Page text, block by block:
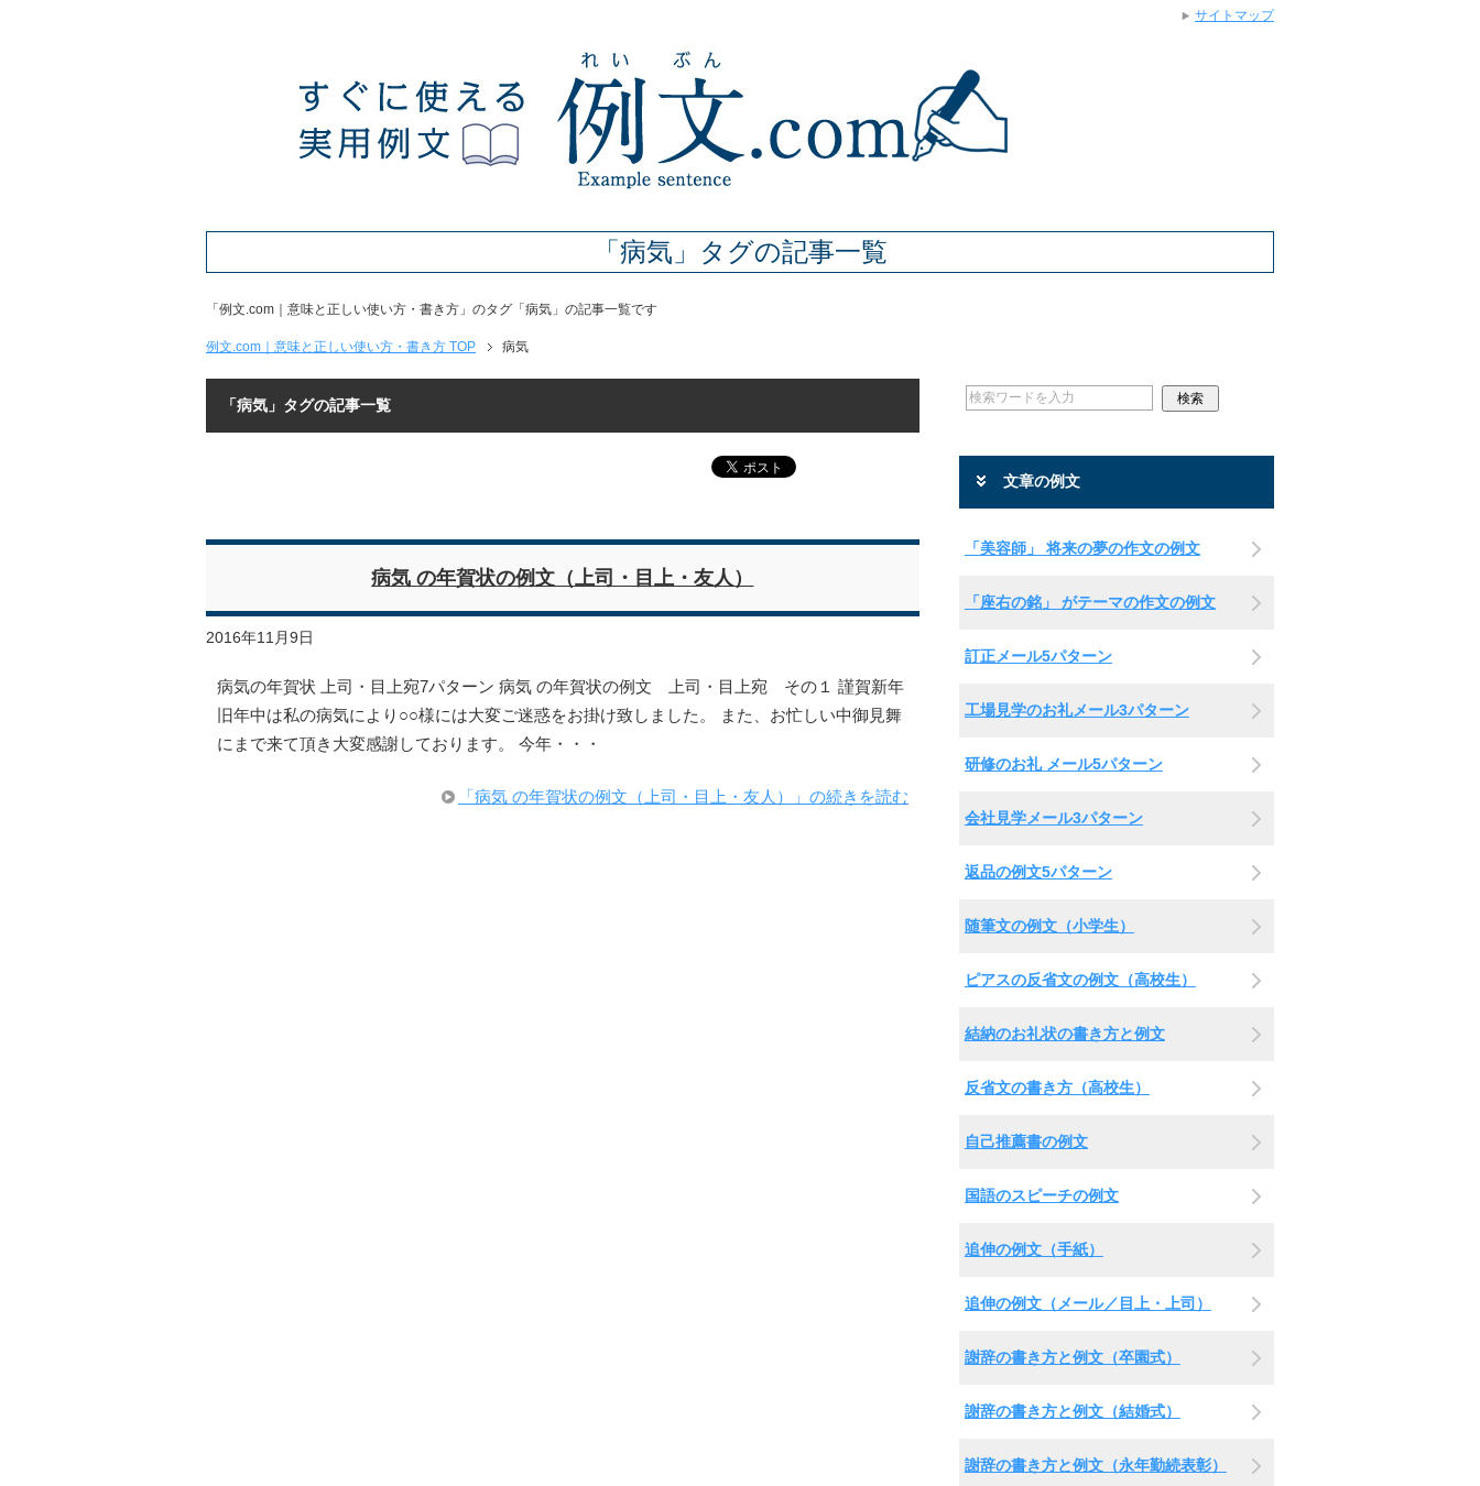
「病気」タグの記事一覧
「例文.com｜意味と正しい使い方・書き方」のタグ「病気」の記事一覧です
例文.com｜意味と正しい使い方・書き方 TOP 病気
「病気」タグの記事一覧
病気 の年賀状の例文（上司・目上・友人）
2016年11月9日
病気の年賀状 上司・目上宛7パターン 病気 の年賀状の例文 上司・目上宛 その１ 謹賀新年
旧年中は私の病気により○○様には大変ご迷惑をお掛け致しました。 また、お忙しい中御見舞
にまで来て頂き大変感謝しております。 今年・・・
「病気 の年賀状の例文（上司・目上・友人）」の続きを読む
文章の例文
「美容師」 将来の夢の作文の例文
「座右の銘」 がテーマの作文の例文
訂正メール5パターン
工場見学のお礼メール3パターン
研修のお礼 メール5パターン
会社見学メール3パターン
返品の例文5パターン
随筆文の例文（小学生）
ピアスの反省文の例文（高校生）
結納のお礼状の書き方と例文
反省文の書き方（高校生）
自己推薦書の例文
国語のスピーチの例文
追伸の例文（手紙）
追伸の例文（メール／目上・上司）
謝辞の書き方と例文（卒園式）
謝辞の書き方と例文（結婚式）
謝辞の書き方と例文（永年勤続表彰）
サイトマップ